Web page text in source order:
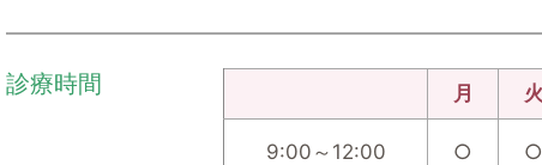
診療時間 月 火
9:00～12:00 ○ ○